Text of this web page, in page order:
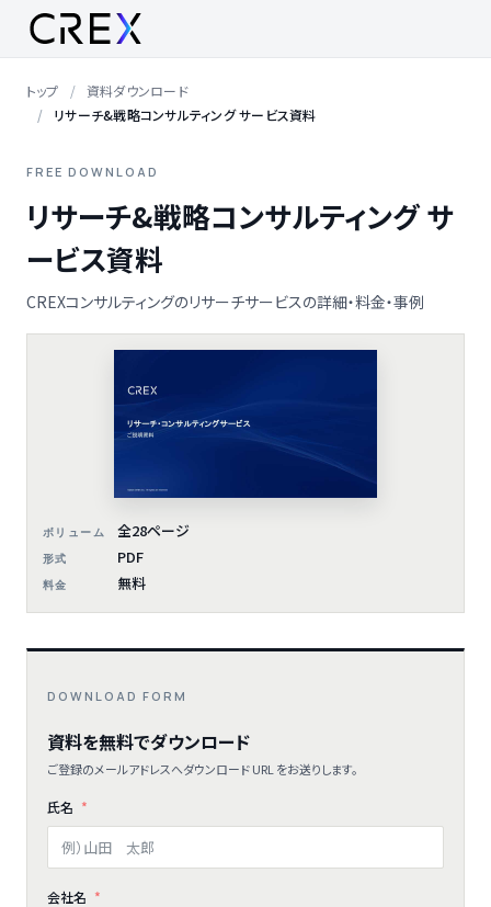
トップ
資料ダウンロード
リサーチ&戦略コンサルティング サービス資料
FREE DOWNLOAD
リサーチ&戦略コンサルティング サ
ービス資料
CREXコンサルティングのリサーチサービスの詳細・料金・事例
ボリューム 全28ページ
形式 PDF
料金 無料
DOWNLOAD FORM
資料を無料でダウンロード
ご登録のメールアドレスへダウンロード URL をお送りします。
氏名
会社名